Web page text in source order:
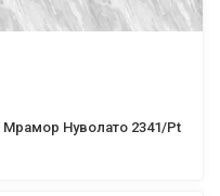
Мрамор Нуволато 2341/Pt